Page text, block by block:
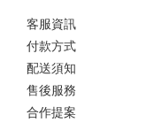
客服資訊
付款方式
配送須知
售後服務
合作提案